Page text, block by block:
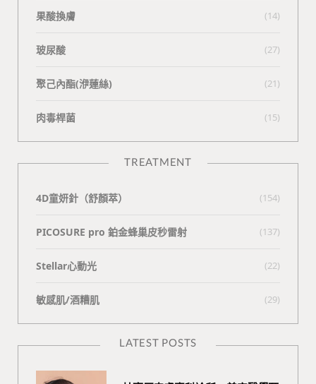
果酸換膚 (14)
玻尿酸 (27)
聚己內酯(洢蓮絲) (21)
肉毒桿菌 (15)
TREATMENT
4D童妍針（舒顏萃） (154)
PICOSURE pro 鉑金蜂巢皮秒雷射 (137)
Stellar心動光 (22)
敏感肌/酒糟肌 (29)
LATEST POSTS